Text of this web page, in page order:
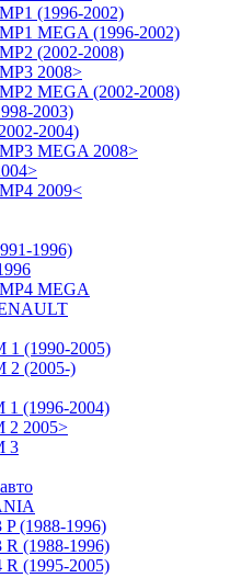
(1996-2002)
MEGA (1996-2002)
(2002-2008)
2008>
MEGA (2002-2008)
2003)
2004)
MEGA 2008>
2009<
1996)
MEGA
1 (1990-2005)
2 (2005-)
1 (1996-2004)
2 2005>
3
(1988-1996)
(1988-1996)
(1995-2005)